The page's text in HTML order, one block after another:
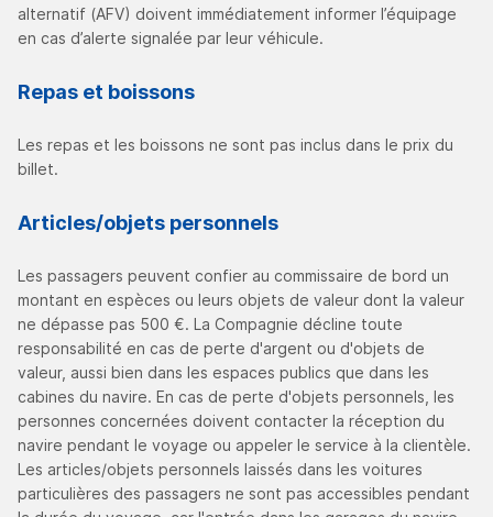
alternatif (AFV) doivent immédiatement informer l’équipage
en cas d’alerte signalée par leur véhicule.
Repas et boissons
Les repas et les boissons ne sont pas inclus dans le prix du
billet.
Articles/objets personnels
Les passagers peuvent confier au commissaire de bord un
montant en espèces ou leurs objets de valeur dont la valeur
ne dépasse pas 500 €. La Compagnie décline toute
responsabilité en cas de perte d'argent ou d'objets de
valeur, aussi bien dans les espaces publics que dans les
cabines du navire. En cas de perte d'objets personnels, les
personnes concernées doivent contacter la réception du
navire pendant le voyage ou appeler le service à la clientèle.
Les articles/objets personnels laissés dans les voitures
particulières des passagers ne sont pas accessibles pendant